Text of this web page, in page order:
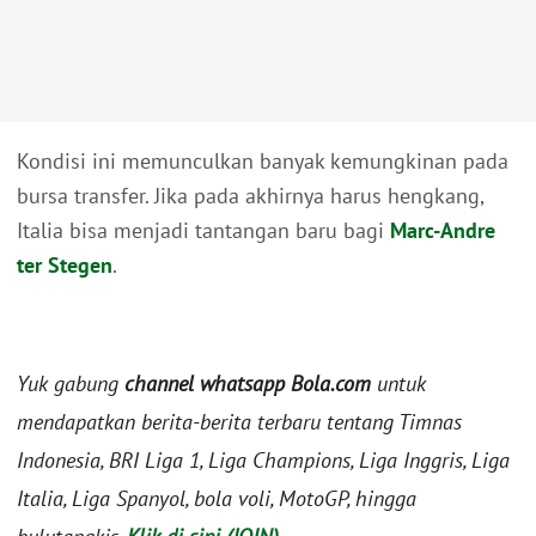
Kondisi ini memunculkan banyak kemungkinan pada
bursa transfer. Jika pada akhirnya harus hengkang,
Italia bisa menjadi tantangan baru bagi Marc-Andre
ter Stegen.
Yuk gabung channel whatsapp Bola.com untuk
mendapatkan berita-berita terbaru tentang Timnas
Indonesia, BRI Liga 1, Liga Champions, Liga Inggris, Liga
Italia, Liga Spanyol, bola voli, MotoGP, hingga